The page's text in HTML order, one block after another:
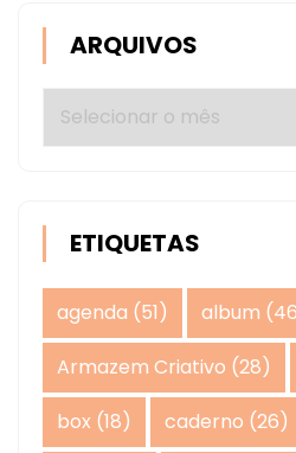
ARQUIVOS
Arquivos
ETIQUETAS
agenda (51) album
Armazem Criativo (28)
box (18) caderno (26)